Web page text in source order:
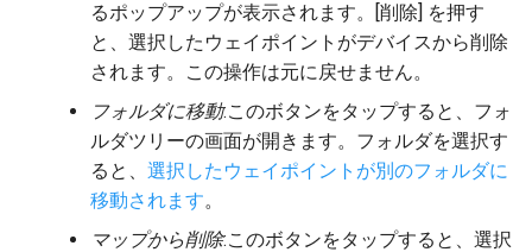
るポップアップが表示されます。[削除] を押す
と、選択したウェイポイントがデバイスから削除
されます。この操作は元に戻せません。
フォルダに移動:このボタンをタップすると、フォ
ルダツリーの画面が開きます。フォルダを選択す
ると、 選択したウェイポイントが別のフォルダに
移動されます。
マップから削除:このボタンをタップすると、選択